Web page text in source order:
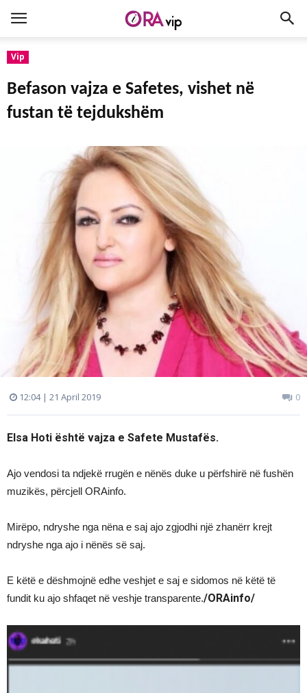
Vip
Befason vajza e Safetes, vishet në
fustan të tejdukshëm
12:04 | 21 April 2019 0
Elsa Hoti është vajza e Safete Mustafës.
Ajo vendosi ta ndjekë rrugën e nënës duke u përfshirë në fushën
muzikës, përcjell ORAinfo.
Mirëpo, ndryshe nga nëna e saj ajo zgjodhi një zhanërr krejt
ndryshe nga ajo i nënës së saj.
E këtë e dëshmojnë edhe veshjet e saj e sidomos në këtë të
fundit ku ajo shfaqet në veshje transparente./ORAinfo/